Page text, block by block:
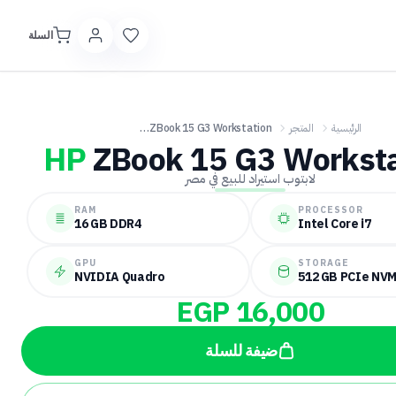
السلة
الرئيسية المتجر HP ZBook 15 G3 Workstation
HPZBook 15 G3
لابتوب استيراد للبيع في مصر
PROCESSOR
Intel Core i7
RAM
16 GB DDR4
STORAGE
512 GB PCIe
GPU
NVIDIA Quadro
EGP 16,000
ضيفة للسلة